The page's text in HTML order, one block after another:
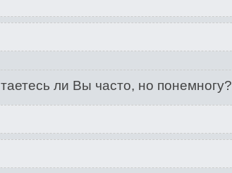
ли Вы часто, но понемногу?